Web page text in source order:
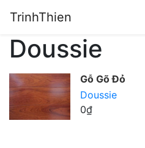
TrinhThien
Doussie
Gỗ Gõ Đỏ
Doussie
0₫